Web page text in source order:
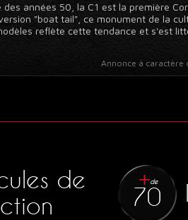
années 50, la C1 est la première
"boat tail", ce monument de la
reflète cette tendance et s'est
Annonce à caractère
de
de
70